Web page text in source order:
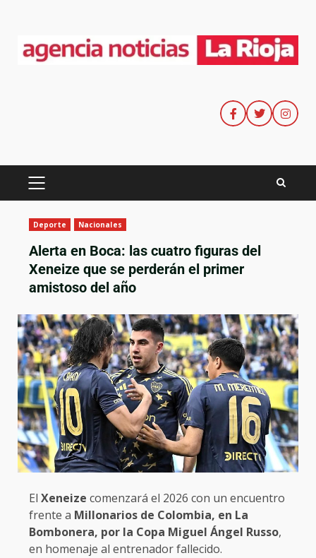
Deporte Nacionales
Alerta en Boca: las cuatro figuras del
Xeneize que se perderán el primer
amistoso del año
El Xeneize comenzará el 2026 con un encuentro
frente a Millonarios de Colombia, en La
Bombonera, por la Copa Miguel Ángel Russo,
en homenaje al entrenador fallecido.